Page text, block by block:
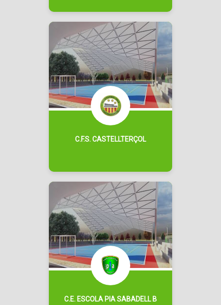
C.F.S. CASTELLTERÇOL
C.E. ESCOLA PIA SABADELL B